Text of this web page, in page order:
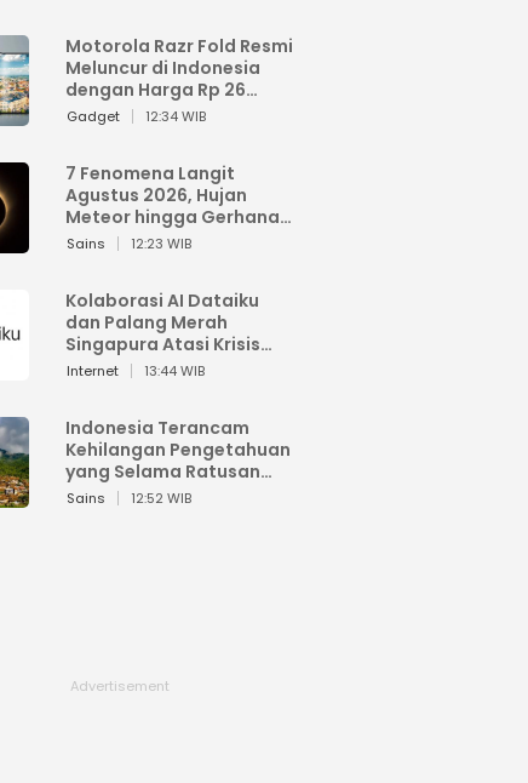
Motorola Razr Fold Resmi
Meluncur di Indonesia
dengan Harga Rp 26
Jutaan
Gadget 12:34 WIB
7 Fenomena Langit
Agustus 2026, Hujan
Meteor hingga Gerhana
Matahari
Sains 12:23 WIB
Kolaborasi AI Dataiku
dan Palang Merah
Singapura Atasi Krisis
Bencana
Internet 13:44 WIB
Indonesia Terancam
Kehilangan Pengetahuan
yang Selama Ratusan
Tahun Menjaga Alam
Sains 12:52 WIB